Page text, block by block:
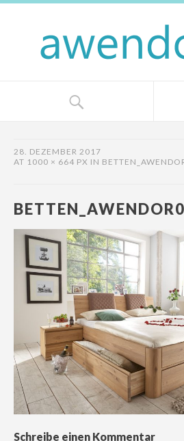
28. DEZEMBER 2017
AT 1000 × 664 PX IN
Schreibe einen Kommentar